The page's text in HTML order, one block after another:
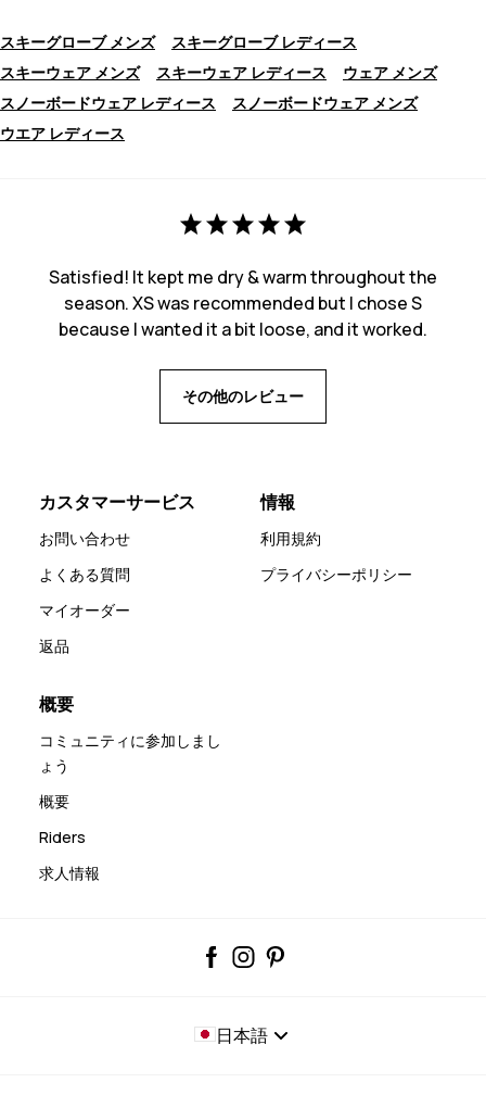
スキーグローブ メンズ
スキーグローブ レディース
スキーウェア メンズ
スキーウェア レディース
ウェア メンズ
スノーボードウェア レディース
スノーボードウェア メンズ
ウエア レディース
Satisfied! It kept me dry & warm throughout the
season. XS was recommended but I chose S
because I wanted it a bit loose, and it worked.
その他のレビュー
カスタマーサービス
お問い合わせ
よくある質問
マイオーダー
返品
情報
利用規約
プライバシーポリシー
概要
コミュニティに参加しまし
ょう
概要
Riders
求人情報
日本語